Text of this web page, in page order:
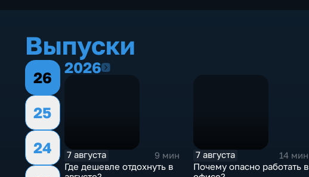
Выпуски
26
25
24
20262026
7 августа
9 мин
Где дешевле отдохнуть в
7 августа
14 мин
Почему опасно работать в